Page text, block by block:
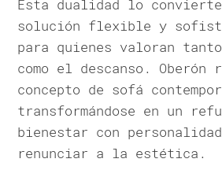
Esta dualidad lo
solución flexible y
para quienes valoran
como el descanso.
concepto de sofá
transformándose en un
bienestar con
renunciar a la estética.